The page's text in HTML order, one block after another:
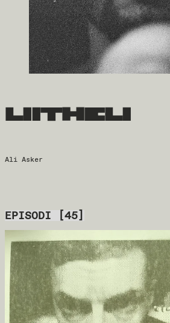
liitheli
Ali Asker
EPISODI [45]